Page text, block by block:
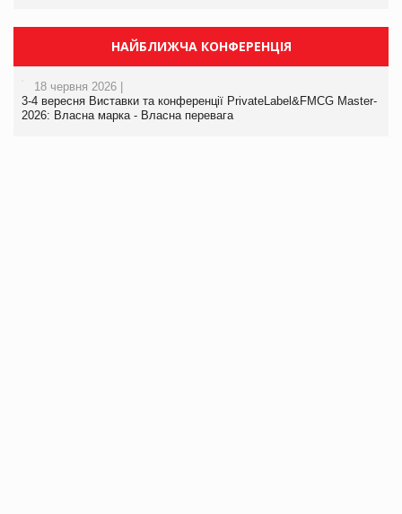
НАЙБЛИЖЧА КОНФЕРЕНЦІЯ
18 червня 2026 |
3-4 вересня Виставки та конференції PrivateLabel&FMCG Master-
2026: Власна марка - Власна перевага